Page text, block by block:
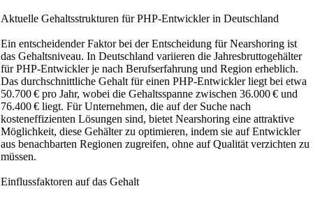
Aktuelle Gehaltsstrukturen für PHP-Entwickler in Deutschland
Ein entscheidender Faktor bei der Entscheidung für Nearshoring ist
das Gehaltsniveau. In Deutschland variieren die Jahresbruttogehälter
für PHP-Entwickler je nach Berufserfahrung und Region erheblich.
Das durchschnittliche Gehalt für einen PHP-Entwickler liegt bei etwa
50.700 € pro Jahr, wobei die Gehaltsspanne zwischen 36.000 € und
76.400 € liegt. Für Unternehmen, die auf der Suche nach
kosteneffizienten Lösungen sind, bietet Nearshoring eine attraktive
Möglichkeit, diese Gehälter zu optimieren, indem sie auf Entwickler
aus benachbarten Regionen zugreifen, ohne auf Qualität verzichten zu
müssen.
Einflussfaktoren auf das Gehalt